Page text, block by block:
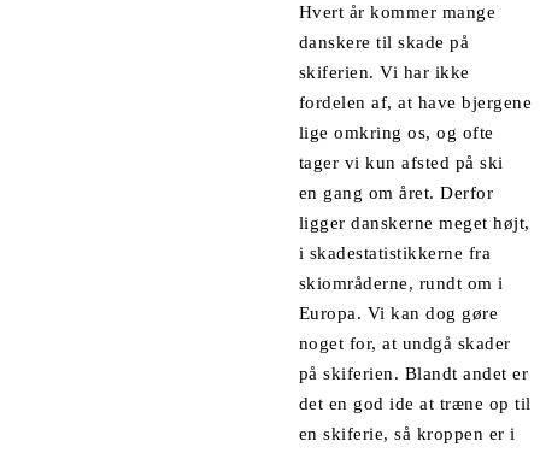
Hvert år kommer mange
danskere til skade på
skiferien. Vi har ikke
fordelen af, at have bjergene
lige omkring os, og ofte
tager vi kun afsted på ski
en gang om året. Derfor
ligger danskerne meget højt,
i skadestatistikkerne fra
skiområderne, rundt om i
Europa. Vi kan dog gøre
noget for, at undgå skader
på skiferien. Blandt andet er
det en god ide at træne op til
en skiferie, så kroppen er i